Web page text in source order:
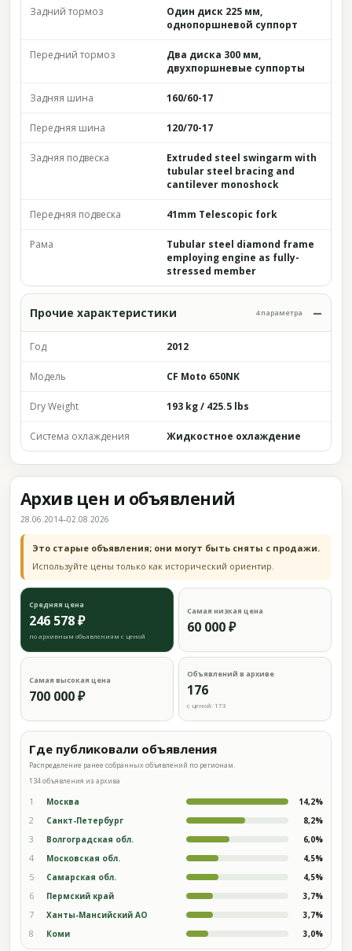
Задний тормоз
Один диск 225 мм,
однопоршневой суппорт
Передний тормоз
Два диска 300 мм,
двухпоршневые суппорты
Задняя шина 160/60-17
Передняя шина 120/70-17
Задняя подвеска
Extruded steel swingarm with
tubular steel bracing and
cantilever monoshock
Передняя подвеска 41mm Telescopic fork
Рама
Tubular steel diamond frame
employing engine as fully-
stressed member
Прочие характеристики 4 параметра
Год 2012
Модель CF Moto 650NK
Dry Weight 193 kg / 425.5 lbs
Система охлаждения Жидкостное охлаждение
Архив цен и объявлений
28.06.2014–02.08.2026
Это старые объявления; они могут быть сняты с продажи.
Используйте цены только как исторический ориентир.
Средняя цена
246 578 ₽
по архивным объявлениям с ценой
Самая низкая цена
60 000 ₽
Самая высокая цена
700 000 ₽
Объявлений в архиве
176
с ценой: 173
Где публиковали объявления
Распределение ранее собранных объявлений по регионам.
134 объявления из архива
1 Москва 14,2%
2 Санкт-Петербург 8,2%
3 Волгоградская обл. 6,0%
4 Московская обл. 4,5%
5 Самарская обл. 4,5%
6 Пермский край 3,7%
7 Ханты-Мансийский АО 3,7%
8 Коми 3,0%